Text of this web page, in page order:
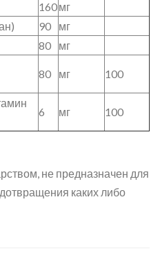
160мг
90
мг
80
мг
80 мг 100
6 мг 100
не предназначен для
каких либо